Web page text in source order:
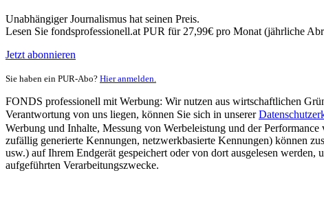
Unabhängiger Journalismus hat seinen Preis.
Lesen Sie fondsprofessionell.at PUR für 27,99€ pro Monat (jährliche
Jetzt abonnieren
Sie haben ein PUR-Abo? Hier anmelden.
FONDS professionell mit Werbung: Wir nutzen aus wirtschaftlichen
Verantwortung von uns liegen, können Sie sich in unserer
Werbung und Inhalte, Messung von Werbeleistung und der
zufällig generierte Kennungen, netzwerkbasierte Kennungen) können
usw.) auf Ihrem Endgerät gespeichert oder von dort ausgelesen
aufgeführten Verarbeitungszwecke.